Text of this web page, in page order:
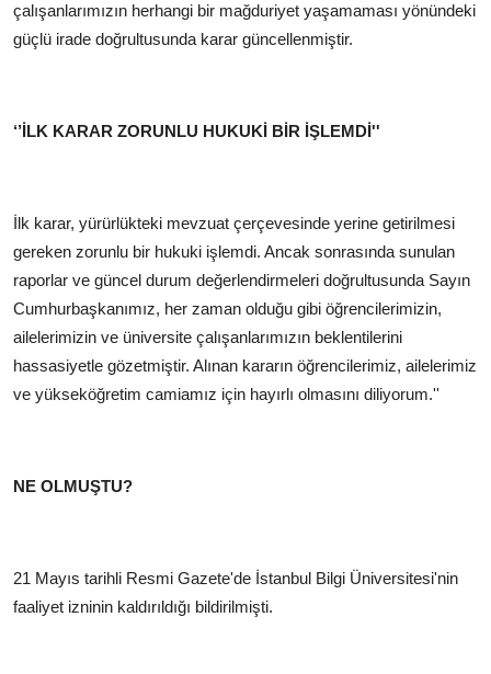
çalışanlarımızın herhangi bir mağduriyet yaşamaması yönündeki
güçlü irade doğrultusunda karar güncellenmiştir.
‘’İLK KARAR ZORUNLU HUKUKİ BİR İŞLEMDİ''
İlk karar, yürürlükteki mevzuat çerçevesinde yerine getirilmesi
gereken zorunlu bir hukuki işlemdi. Ancak sonrasında sunulan
raporlar ve güncel durum değerlendirmeleri doğrultusunda Sayın
Cumhurbaşkanımız, her zaman olduğu gibi öğrencilerimizin,
ailelerimizin ve üniversite çalışanlarımızın beklentilerini
hassasiyetle gözetmiştir. Alınan kararın öğrencilerimiz, ailelerimiz
ve yükseköğretim camiamız için hayırlı olmasını diliyorum.''
NE OLMUŞTU?
21 Mayıs tarihli Resmi Gazete'de İstanbul Bilgi Üniversitesi'nin
faaliyet izninin kaldırıldığı bildirilmişti.